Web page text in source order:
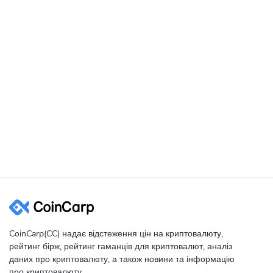
CoinCarp(CC) надає відстеження цін на криптовалюту,
рейтинг бірж, рейтинг гаманців для криптовалют, аналіз
даних про криптовалюту, а також новини та інформацію